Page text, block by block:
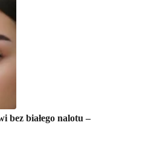
bez białego nalotu –